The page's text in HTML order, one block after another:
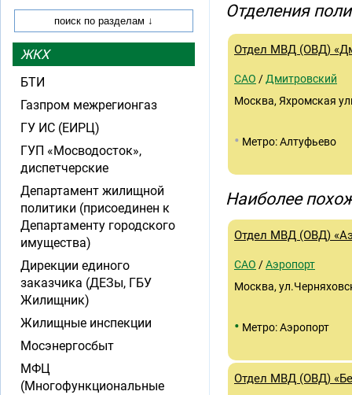
Отделения
Отдел МВД (ОВД)
САО / Дмитровский
Москва, Яхромская
• Метро: Алтуфьево
Наиболее
Отдел МВД (ОВД)
САО /Аэропорт
Москва,
• Метро: Аэропорт
Отдел МВД (ОВД)
ЖКХ
БТИ
Газпром межрегионгаз
ГУ ИС (ЕИРЦ)
ГУП «Мосводосток»,
диспетчерские
Департамент жилищной
политики (присоединен к
Департаменту городского
имущества)
Дирекции единого
заказчика (ДЕЗы, ГБУ
Жилищник)
Жилищные инспекции
Мосэнергосбыт
МФЦ
(Многофункциональные